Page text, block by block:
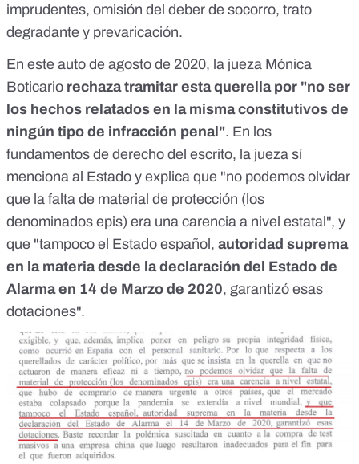
imprudentes, omisión del deber de socorro, trato
degradante y prevaricación.
En este auto de agosto de 2020, la jueza Mónica
Boticario rechaza tramitar esta querella por "no ser
los hechos relatados en la misma constitutivos de
ningún tipo de infracción penal". En los
fundamentos de derecho del escrito, la jueza sí
menciona al Estado y explica que "no podemos olvidar
que la falta de material de protección (los
denominados epis) era una carencia a nivel estatal", y
que "tampoco el Estado español, autoridad suprema
en la materia desde la declaración del Estado de
Alarma en 14 de Marzo de 2020, garantizó esas
dotaciones".